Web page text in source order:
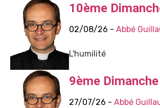
10ème
02/08/26 - Abbé
L'humilité
9ème
27/07/26 - Abbé